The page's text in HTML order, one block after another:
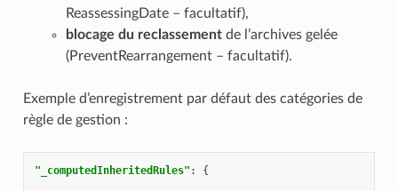
ReassessingDate – facultatif),
blocage du reclassementde l’archives gelée
(PreventRearrangement – facultatif).
Exemple d’enregistrement par défaut des catégories de
règle de gestion :
"_computedInheritedRules" : {